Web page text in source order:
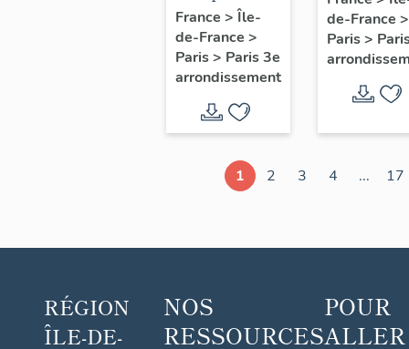
d'appui,
escalier de
la maison à
cochère
(non étudié)
France > Île-
de-France >
Paris> Paris 3e
arrondissement
escalier
la
cochère
(non
de-France >
Paris>
1 2 3 4 ... 17
RÉGION
ÎLE-DE-
NOS
RESSOURCES
POUR
ALLER